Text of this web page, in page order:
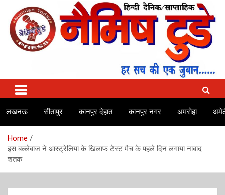
content
Naimish Today
No.1 news channel of India
लखनऊ सीतापुर कानपुर देहात कानपुर नगर अमरोहा
Home
इस बल्लेबाज ने आस्ट्रेलिया के खिलाफ टेस्ट मैच के पहले दिन लगाया नाबाद
शतक